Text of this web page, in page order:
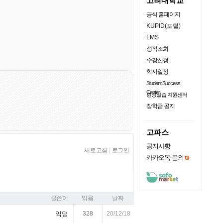
새로고침 로그인
글쓴이 읽음 날짜
익명 328 20/12/18
공식 홈페이지
KUPID(포털)
LMS
성적조회
수강신청
학사일정
Student Success
Center
현장실습 지원센터
장학금 공지
고파스
공지사항
카카오톡 문의